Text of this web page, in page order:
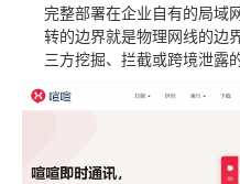
完整部署在企业自有的局域
转的边界就是物理网线的边
三方挖掘、拦截或跨境泄露